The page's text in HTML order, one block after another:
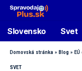
Slovensko Svet
Domovská stránka » Blog » EÚ
SVET